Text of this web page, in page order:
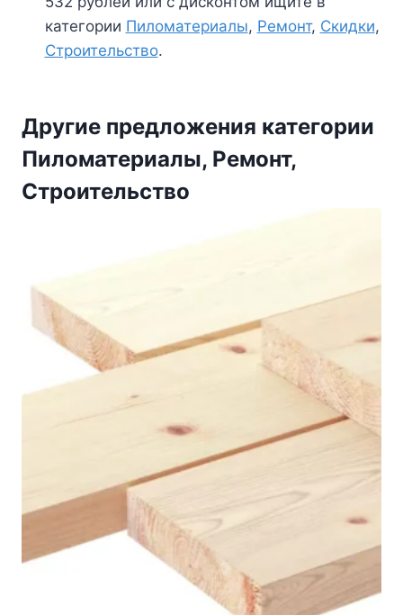
категории Пиломатериалы, Ремонт, Скидки,
Строительство.
Другие предложения категории
Пиломатериалы, Ремонт,
Строительство